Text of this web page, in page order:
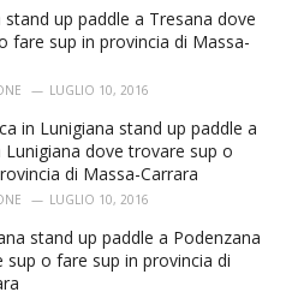
stand up paddle a Tresana dove
fare sup in provincia di Massa-
LUGLIO 10, 2016
in Lunigiana stand up paddle a
Lunigiana dove trovare sup o
di Massa-Carrara
LUGLIO 10, 2016
stand up paddle a Podenzana
sup o fare sup in provincia di